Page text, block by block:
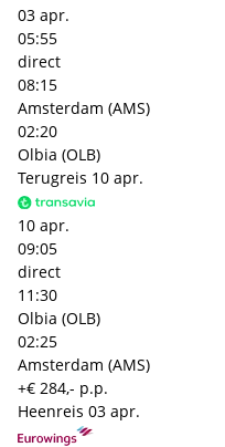
03 apr.
05:55
direct
08:15
Amsterdam (AMS)
02:20
Olbia (OLB)
Terugreis 10 apr.
10 apr.
09:05
direct
11:30
Olbia (OLB)
02:25
Amsterdam (AMS)
+€ 284,- p.p.
Heenreis 03 apr.